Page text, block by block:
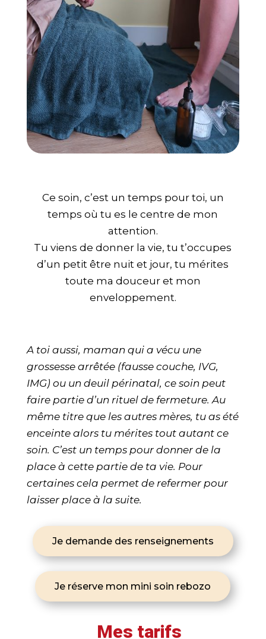
Ce soin, c’est un temps pour toi, un
temps où tu es le centre de mon
attention.
Tu viens de donner la vie, tu t’occupes
d’un petit être nuit et jour, tu mérites
toute ma douceur et mon
enveloppement.
A toi aussi, maman qui a vécu une
grossesse arrêtée (fausse couche, IVG,
IMG) ou un deuil périnatal, ce soin peut
faire partie d’un rituel de fermeture. Au
même titre que les autres mères, tu as été
enceinte alors tu mérites tout autant ce
soin. C’est un temps pour donner de la
place à cette partie de ta vie. Pour
certaines cela permet de refermer pour
laisser place à la suite.
Je demande des renseignements
Je réserve mon mini soin rebozo
Mes tarifs